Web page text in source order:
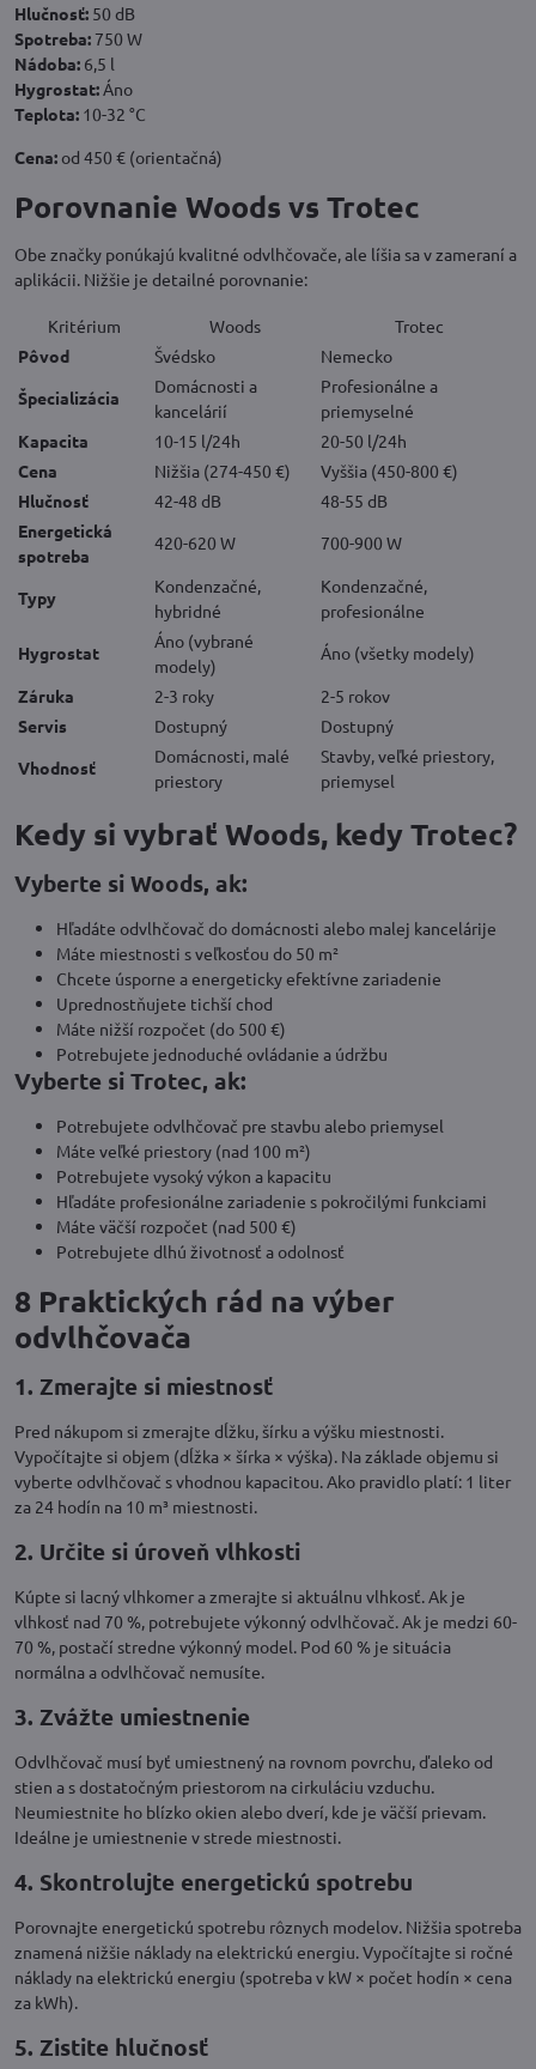
Hlučnosť: 50 dB
Spotreba: 750 W
Nádoba: 6,5 l
Hygrostat:Áno
Teplota: 10-32 °C
Cena:od 450 € (orientačná)
Porovnanie Woods vs Trotec
Obe značky ponúkajú kvalitné odvlhčovače, ale líšia sa v zameraní a
aplikácii. Nižšie je detailné porovnanie:
Kritérium Woods
Trotec
Pôvod
Švédsko
Nemecko
Špecializácia
Domácnosti a
kancelárií
Profesionálne a
priemyselné
Kapacita
10-15 l/24h
20-50 l/24h
Cena
Nižšia (274-450 €)
Vyššia (450-800 €)
Hlučnosť
42-48 dB
48-55 dB
Energetická
spotreba
420-620 W 700-900 W
Typy
Kondenzačné,
hybridné
Kondenzačné,
profesionálne
Hygrostat
Áno (vybrané
modely)
Áno (všetky modely)
Záruka
2-3 roky
2-5 rokov
Servis
Dostupný
Dostupný
Vhodnosť
Domácnosti, malé
priestory
Stavby, veľké priestory,
priemysel
Kedy si vybrať Woods, kedy Trotec?
Vyberte si Woods, ak:
Hľadáte odvlhčovač do domácnosti alebo malej kancelárije
Máte miestnosti s veľkosťou do 50 m²
Chcete úsporne a energeticky efektívne zariadenie
Uprednostňujete tichší chod
Máte nižší rozpočet (do 500 €)
Potrebujete jednoduché ovládanie a údržbu
Vyberte si Trotec, ak:
Potrebujete odvlhčovač pre stavbu alebo priemysel
Máte veľké priestory (nad 100 m²)
Potrebujete vysoký výkon a kapacitu
Hľadáte profesionálne zariadenie s pokročilými funkciami
Máte väčší rozpočet (nad 500 €)
Potrebujete dlhú životnosť a odolnosť
8 Praktických rád na výber
odvlhčovača
1. Zmerajte si miestnosť
Pred nákupom si zmerajte dĺžku, šírku a výšku miestnosti.
Vypočítajte si objem (dĺžka × šírka × výška). Na základe objemu si
vyberte odvlhčovač s vhodnou kapacitou. Ako pravidlo platí: 1 liter
za 24 hodín na 10 m³ miestnosti.
2. Určite si úroveň vlhkosti
Kúpte si lacný vlhkomer a zmerajte si aktuálnu vlhkosť. Ak je
vlhkosť nad 70 %, potrebujete výkonný odvlhčovač. Ak je medzi 60-
70 %, postačí stredne výkonný model. Pod 60 % je situácia
normálna a odvlhčovač nemusíte.
3. Zvážte umiestnenie
Odvlhčovač musí byť umiestnený na rovnom povrchu, ďaleko od
stien a s dostatočným priestorom na cirkuláciu vzduchu.
Neumiestnite ho blízko okien alebo dverí, kde je väčší prievam.
Ideálne je umiestnenie v strede miestnosti.
4. Skontrolujte energetickú spotrebu
Porovnajte energetickú spotrebu rôznych modelov. Nižšia spotreba
znamená nižšie náklady na elektrickú energiu. Vypočítajte si ročné
náklady na elektrickú energiu (spotreba v kW × počet hodín × cena
za kWh).
5. Zistite hlučnosť